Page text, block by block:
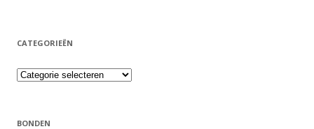
CATEGORIEËN
Categorieën
BONDEN